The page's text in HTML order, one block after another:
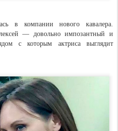
в компании нового кавалера.
— довольно импозантный и
с которым актриса выглядит